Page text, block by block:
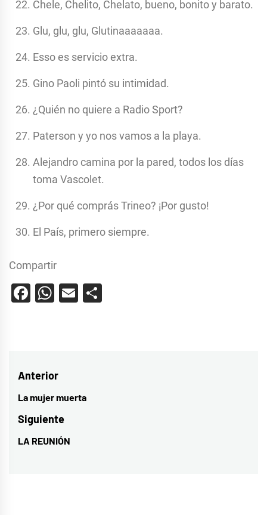
Chele, Chelito, Chelato, bueno, bonito y barato.
Glu, glu, glu, Glutinaaaaaaa.
Esso es servicio extra.
Gino Paoli pintó su intimidad.
¿Quién no quiere a Radio Sport?
Paterson y yo nos vamos a la playa.
Alejandro camina por la pared, todos los días
toma Vascolet.
¿Por qué comprás Trineo? ¡Por gusto!
El País, primero siempre.
Compartir
Facebook
WhatsApp
Email
Navegación
de
entradas
Anterior
Entrada
anterior:
La mujer muerta
Siguiente
Entrada
LA REUNIÓN